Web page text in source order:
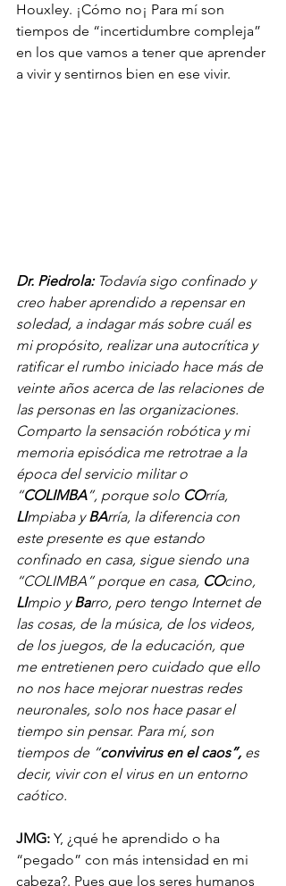
Houxley. ¡Cómo no¡ Para mí son
tiempos de “incertidumbre compleja”
en los que vamos a tener que aprender
a vivir y sentirnos bien en ese vivir.
Dr. Piedrola: Todavía sigo confinado y
creo haber aprendido a repensar en
soledad, a indagar más sobre cuál es
mi propósito, realizar una autocrítica y
ratificar el rumbo iniciado hace más de
veinte años acerca de las relaciones de
las personas en las organizaciones.
Comparto la sensación robótica y mi
memoria episódica me retrotrae a la
época del servicio militar o
“COLIMBA”, porque solo COrría,
LImpiaba y BArría, la diferencia con
este presente es que estando
confinado en casa, sigue siendo una
“COLIMBA” porque en casa, COcino,
LImpio y Barro, pero tengo Internet de
las cosas, de la música, de los videos,
de los juegos, de la educación, que
me entretienen pero cuidado que ello
no nos hace mejorar nuestras redes
neuronales, solo nos hace pasar el
tiempo sin pensar. Para mí, son
tiempos de “convivirus en el caos”, es
decir, vivir con el virus en un entorno
caótico.
JMG: Y, ¿qué he aprendido o ha
“pegado” con más intensidad en mi
cabeza?. Pues que los seres humanos